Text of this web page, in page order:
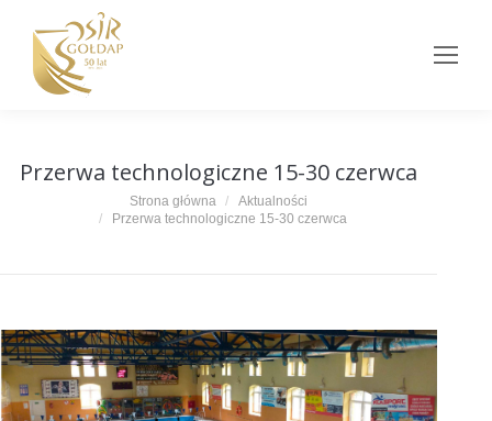
Przerwa technologiczne 15-30 czerwca
Strona główna
Aktualności
Przerwa technologiczne 15-30 czerwca